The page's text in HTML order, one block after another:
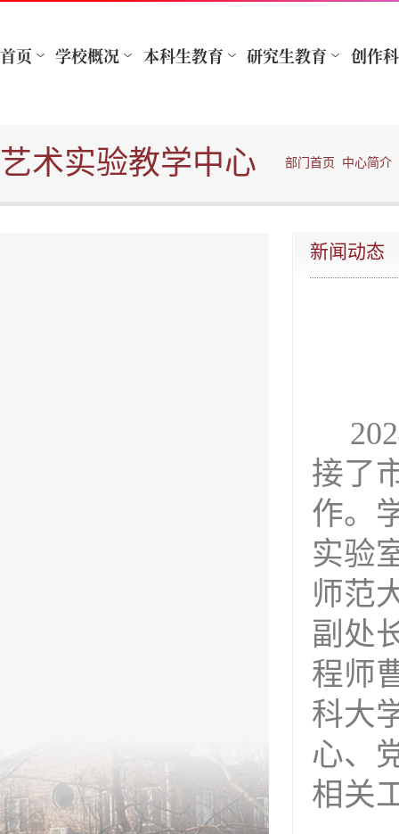
艺术实验教学中心 部门首页 中心简介
新闻动态
接了
作。
实验
师范
副处
程师
科大
心、
相关